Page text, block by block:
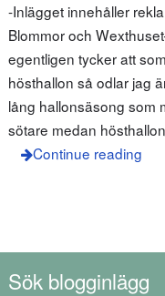
-Inlägget innehåller
Blommor och
egentligen tycker att
hösthallon så odlar jag
lång hallonsäsong som
sötare medan
Continue reading
Sök blogginlägg